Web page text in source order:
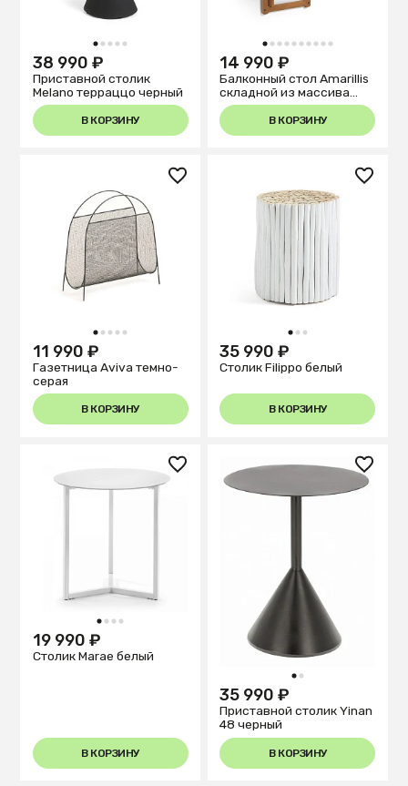
1 2 3 4 5
38 990 ₽
Приставной столик
Melano терраццо черный
В КОРЗИНУ
1 2 3 4 5 6 7 8 9 10
14 990 ₽
Балконный стол Amarillis
складной из массива
акации
В КОРЗИНУ
1 2 3 4 5
11 990 ₽
Газетница Aviva темно-
серая
В КОРЗИНУ
1 2 3
35 990 ₽
Столик Filippo белый
В КОРЗИНУ
1 2 3 4
19 990 ₽
Столик Marae белый
В КОРЗИНУ
1 2
35 990 ₽
Приставной столик Yinan
48 черный
В КОРЗИНУ